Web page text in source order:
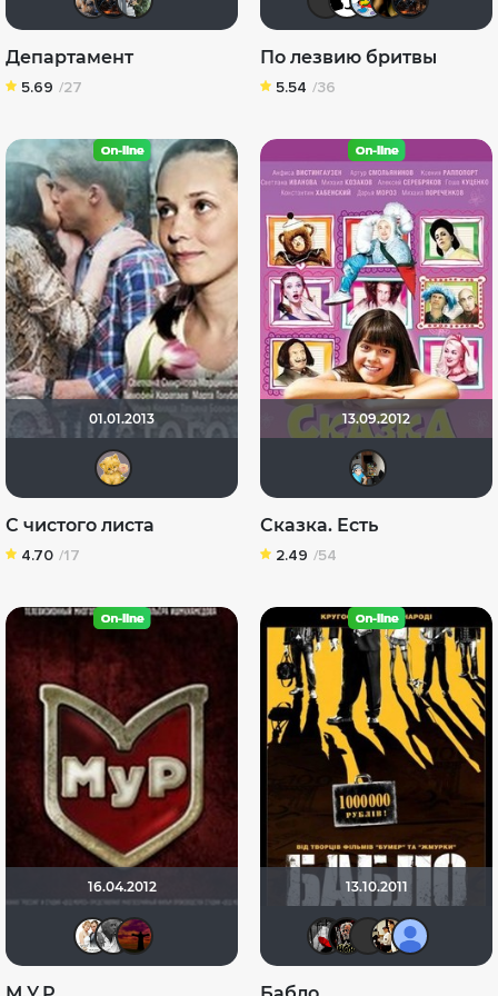
Департамент
5.69 /27
По лезвию бритвы
5.54 /36
01.01.2013
С чистого листа
4.70 /17
13.09.2012
Сказка. Есть
2.49 /54
16.04.2012
Сергей Лисицкий
Русо Туристо
13.10.2011
Мышь